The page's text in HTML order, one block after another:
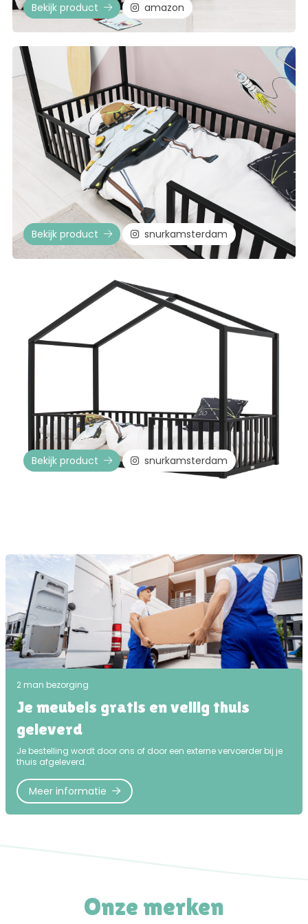
Bekijk product amazon
Bekijk product snurkamsterdam
Bekijk product snurkamsterdam
2 man bezorging
Je meubels gratis en veilig thuis
geleverd
Je bestelling wordt door ons of door een externe vervoerder bij je
thuis afgeleverd.
Meer informatie
Onze merken